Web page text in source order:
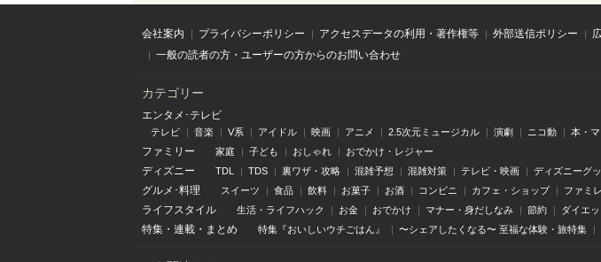
会社案内 プライバシーポリシー アクセスデータの利用・著作権等 外部送信ポリシー
一般の読者の方・ユーザーの方からのお問い合わせ
カテゴリー
エンタメ･テレビ
テレビ 音楽 V系 アイドル 映画 アニメ 2.5次元ミュージカル 演劇 ニコ動 本・
ファミリー 家庭 子ども おしゃれ おでかけ・レジャー
ディズニー TDL TDS 裏ワザ・攻略 混雑予想 混雑対策 テレビ・映画 ディズニーグ
グルメ･料理 スイーツ 食品 飲料 お菓子 お酒 コンビニ カフェ・ショップ ファミ
ライフスタイル 生活・ライフハック お金 おでかけ マナー・身だしなみ 節約 ダイエ
特集 ・ 連載 ・ まとめ 特集『おいしいウチごはん』 〜シェアしたくなる〜 至福な体験・旅特集